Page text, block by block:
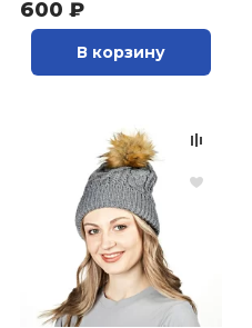
600 ₽
В корзину